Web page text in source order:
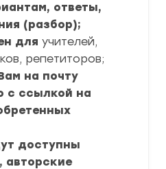
ответы,
(разбор);
для учителей,
репетиторов;
на почту
с ссылкой на
доступны
авторские